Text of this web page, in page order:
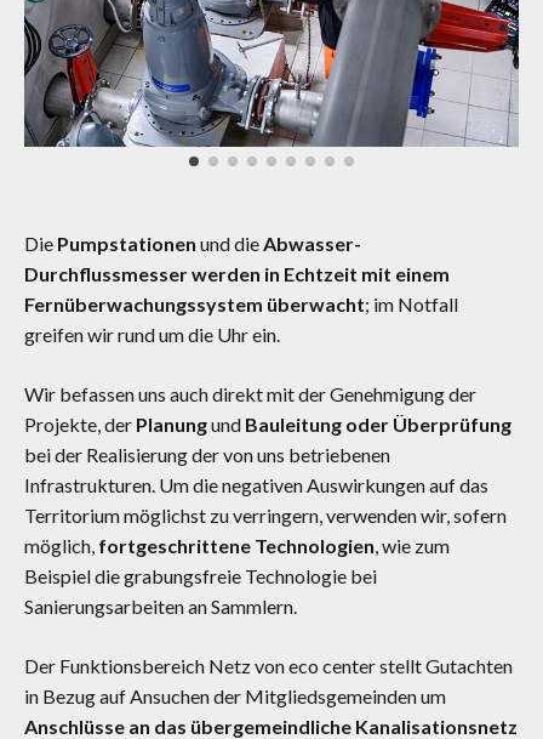
Die Pumpstationen und dieAbwasser-
Durchflussmesser werden in Echtzeit mit einem
Fernüberwachungssystem überwacht; im Notfall
greifen wir rund um die Uhr ein.
Wir befassen uns auch direkt mit der Genehmigung der
Projekte, der Planungund Bauleitung oder Überprüfung
bei der Realisierung der von uns betriebenen
Infrastrukturen. Um die negativen Auswirkungen auf das
Territorium möglichst zu verringern, verwenden wir, sofern
möglich, fortgeschrittene Technologien, wie zum
Beispiel die grabungsfreie Technologie bei
Sanierungsarbeiten an Sammlern.
Der Funktionsbereich Netz von eco center stellt Gutachten
in Bezug auf Ansuchen der Mitgliedsgemeinden um
Anschlüsse an das übergemeindliche Kanalisationsnetz